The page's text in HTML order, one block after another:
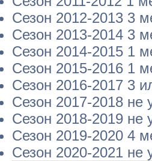
Сезон 2012-2013 3
Сезон 2013-2014 3
Сезон 2014-2015 1
Сезон 2015-2016 1
Сезон 2016-2017 3
Сезон 2017-2018 не
Сезон 2018-2019 не
Сезон 2019-2020 4
Сезон 2020-2021 не